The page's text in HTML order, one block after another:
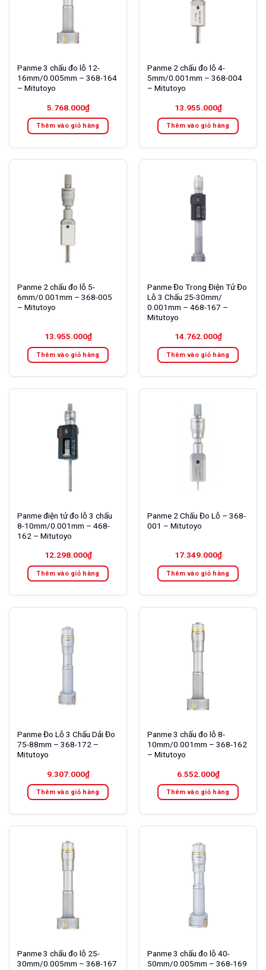
Panme 3 chấu đo lỗ 12-
16mm/0.005mm – 368-164
– Mitutoyo
5.768.000₫
Thêm vào giỏ hàng
Panme 2 chấu đo lỗ 4-
5mm/0.001mm – 368-004
– Mitutoyo
13.955.000₫
Thêm vào giỏ hàng
Panme 2 chấu đo lỗ 5-
6mm/0.001mm – 368-005
– Mitutoyo
13.955.000₫
Thêm vào giỏ hàng
Panme Đo Trong Điện Tử Đo
Lỗ 3 Chấu 25-30mm/
0.001mm – 468-167 –
Mitutoyo
14.762.000₫
Thêm vào giỏ hàng
Panme điện tử đo lỗ 3 chấu
8-10mm/0.001mm – 468-
162 – Mitutoyo
12.298.000₫
Thêm vào giỏ hàng
Panme 2 Chấu Đo Lỗ – 368-
001 – Mitutoyo
17.349.000₫
Thêm vào giỏ hàng
Panme Đo Lỗ 3 Chấu Dải Đo
75-88mm – 368-172 –
Mitutoyo
9.307.000₫
Thêm vào giỏ hàng
Panme 3 chấu đo lỗ 8-
10mm/0.001mm – 368-162
– Mitutoyo
6.552.000₫
Thêm vào giỏ hàng
Panme 3 chấu đo lỗ 25-
30mm/0.005mm – 368-167
Panme 3 chấu đo lỗ 40-
50mm/0.005mm – 368-169